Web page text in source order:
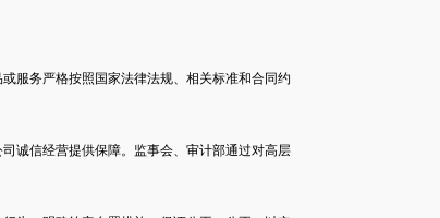
服务严格按照国家法律法规、相关标准和合同约
诚信经营提供保障。监事会、审计部通过对高层